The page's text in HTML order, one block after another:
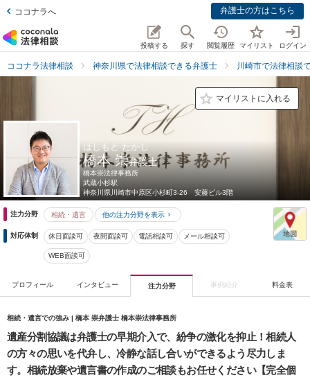
ココナラへ 弁護士の方はこちら
投稿する 探す 閲覧履歴 マイリスト ログイン
ココナラ法律相談 神奈川県で法律相談できる弁護士 川崎市で法律相談
マイリストに入れる
はしもと たかし
橋本 崇弁護士
橋本崇法律事務所
武蔵小杉駅
神奈川県 川崎市中原区小杉町3-26 安藤ビル3階
注力分野 相続・遺言 他の注力分野を表示
対応体制 休日面談可 夜間面談可 電話相談可 メール相談可
WEB面談可
プロフィール インタビュー 注力分野 事例紹介 料金表
相続・遺言での強み | 橋本 崇弁護士 橋本崇法律事務所
遺産分割協議は弁護士の早期介入で、紛争の激化を抑止！相続人
の方々の思いを代弁し、冷静な話し合いができるよう尽力しま
す。相続放棄や遺言書の作成のご相談もお任せください【完全個